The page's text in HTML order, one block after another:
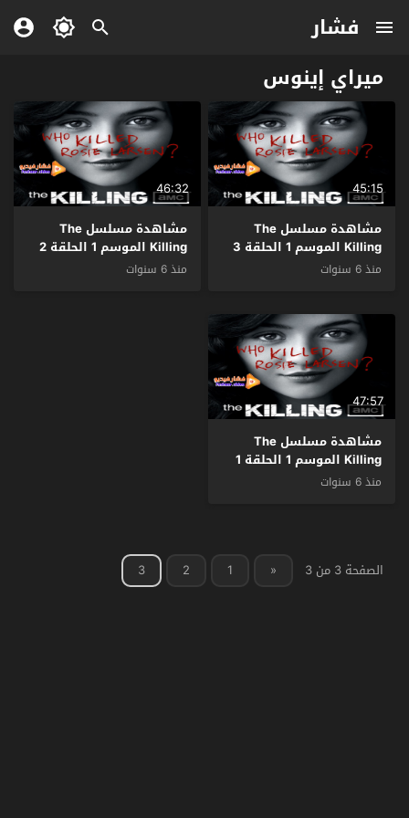
فشار
ميراي إينوس
45:15
مشاهدة مسلسل The
Killing الموسم 1 الحلقة 3
مترجم
منذ 6 سنوات
46:32
مشاهدة مسلسل The
Killing الموسم 1 الحلقة 2
مترجم
منذ 6 سنوات
47:57
مشاهدة مسلسل The
Killing الموسم 1 الحلقة 1
مترجم
منذ 6 سنوات
الصفحة 3 من 3 «
1
2
3